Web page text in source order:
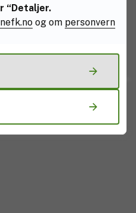
58
“Detaljer.
og om personvern